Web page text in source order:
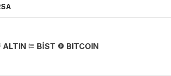
ALTIN BİST BITCOIN